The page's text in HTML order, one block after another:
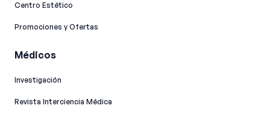
Centro Estético
Promociones y Ofertas
Médicos
Investigación
Revista Interciencia Médica